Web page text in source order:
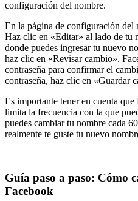
configuración del nombre.
En la página de configuración del
Haz clic en «Editar» al lado de tu
donde puedes ingresar tu nuevo
haz clic en «Revisar cambio».
contraseña para confirmar el
contraseña, haz clic en «Guardar
Es importante tener en cuenta
limita la frecuencia con la que
puedes cambiar tu nombre cada
realmente te guste tu nuevo
Guía paso a paso: Cómo
Facebook